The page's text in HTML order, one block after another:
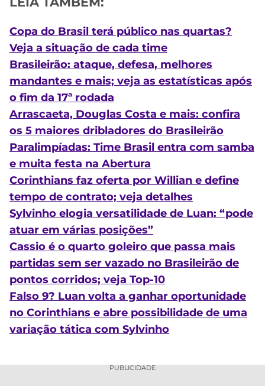
Copa do Brasil terá público nas quartas?
Veja a situação de cada time
Brasileirão: ataque, defesa, melhores
mandantes e mais; veja as estatísticas após
o fim da 17ª rodada
Arrascaeta, Douglas Costa e mais: confira
os 5 maiores dribladores do Brasileirão
Paralimpíadas: Time Brasil entra com samba
e muita festa na Abertura
Corinthians faz oferta por Willian e define
tempo de contrato; veja detalhes
Sylvinho elogia versatilidade de Luan: “pode
atuar em várias posições”
Cassio é o quarto goleiro que passa mais
partidas sem ser vazado no Brasileirão de
pontos corridos; veja Top-10
Falso 9? Luan volta a ganhar oportunidade
no Corinthians e abre possibilidade de uma
variação tática com Sylvinho
PUBLICIDADE